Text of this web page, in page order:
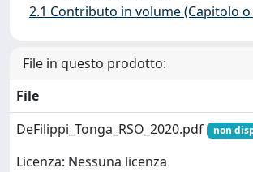
2.1 Contributo in volume (Capitolo o
File in questo prodotto:
File
DeFilippi_Tonga_RSO_2020.pdf
non
Licenza: Nessuna licenza